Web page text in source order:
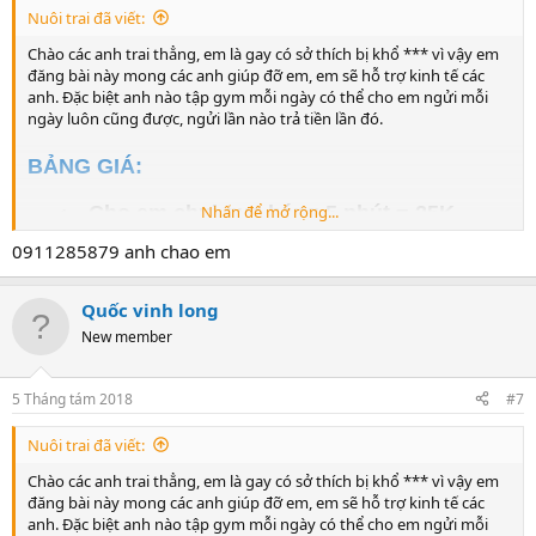
LIÊN HỆ:
Để lại zalo, em sẽ add ngay.
TỔNG: 500K
LƯU Ý:
- Đẹp trai, gym hoặc có mùi càng nặng thì sẽ
có thêm tiền thưởng, ĐẶC BIỆT:
- Có thể làm hết hoặc tùy chọn theo ý các anh
- Mỗi ngày chỉ tiếp tối đa 2 anh
YÊU CẦU:
- Trai thẳng 100%, men, đẹp, ốm hoặc gym
(không mập), dưới 26 tuổi
- Cơ thể, quần lót, giày, vớ có mùi hôi (càng
nồng nặc càng tốt)
LIÊN HỆ:
Để lại zalo, em sẽ add n
Nuôi trai đã viết:
Chào các anh trai thẳng, em là gay có sở thích bị khổ *** vì vậy em
đăng bài này mong các anh giúp đỡ em, em sẽ hỗ trợ kinh tế các
anh. Đặc biệt anh nào tập gym mỗi ngày có thể cho em ngửi mỗi
ngày luôn cũng được, ngửi lần nào trả tiền lần đó.
BẢNG GIÁ:
- Cho em chui qua háng 5 phút = 25K
- Cho em ngửi và liếm giày 5 phút = 25K
-Cho em ngửi và liếm vớ 5 phút = 25K
-Cho em ngửi và liếm nách 5 phút = 25K
- Nhổ nước bọt cho em uống 10 lần = 25K
-Cho em n
gửi và liếm quần lót 5 phút =
50K
-Cho em ngửi và liếm đít 5 phút = 50K
- Tát mạnh vào mặt em 50 cái = 50K
Nhấn để mở rộng...
0911285879 anh chao em
Quốc vinh long
New member
5 Tháng tám 2018 #7
Nuôi trai đã viết:
Chào các anh trai thẳng, em là gay có sở thích bị khổ *** vì vậy em
đăng bài này mong các anh giúp đỡ em, em sẽ hỗ trợ kinh tế các
anh. Đặc biệt anh nào tập gym mỗi ngày có thể cho em ngửi mỗi